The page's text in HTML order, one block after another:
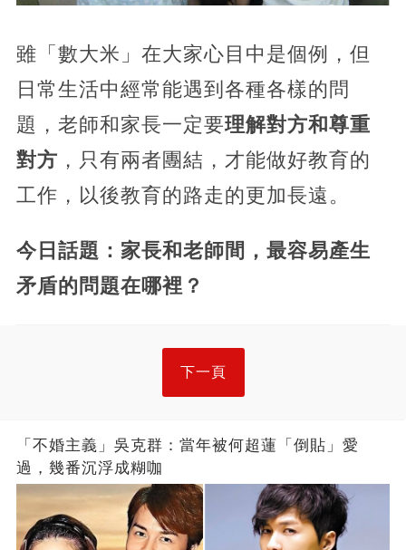
雖「數大米」在大家心目中是個例，但
日常生活中經常能遇到各種各樣的問
題，老師和家長一定要理解對方和尊重
對方 ，只有兩者團結，才能做好教育的
工作，以後教育的路走的更加長遠。
今日話題：家長和老師間，最容易產生
矛盾的問題在哪裡？
下一頁
「不婚主義」吳克群：當年被何超蓮「倒貼」愛
過，幾番沉浮成糊咖